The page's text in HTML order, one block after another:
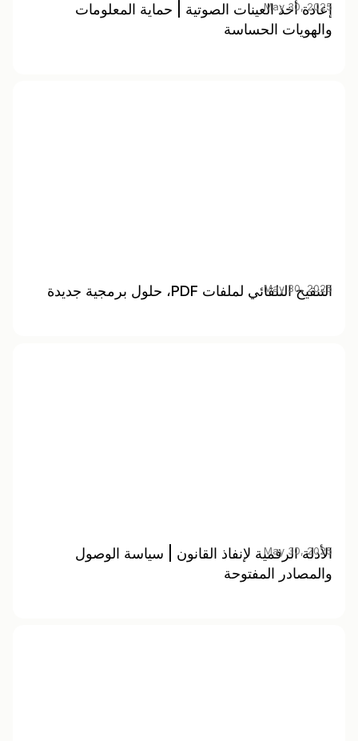
إعادة أخذ العينات الصوتية | حماية المعلومات
والهويات الحساسة
May 30, 2025
التنقيح التلقائي لملفات PDF، حلول برمجية جديدة
May 30, 2025
الأدلة الرقمية لإنفاذ القانون | سياسة الوصول
والمصادر المفتوحة
May 30, 2025